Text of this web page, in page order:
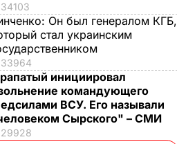
34103
Он был генералом КГБ,
стал украинским
33964
инициировал
командующего
ВСУ. Его называли
Сырского" – СМИ
29928